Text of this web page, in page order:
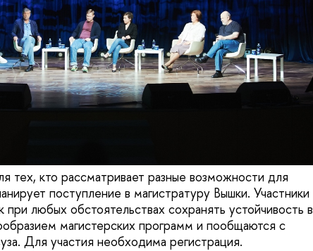
тех, кто рассматривает разные возможности для
поступление в магистратуру Вышки. Участники
любых обстоятельствах сохранять устойчивость в
магистерских программ и пообщаются с
Для участия необходима регистрация.